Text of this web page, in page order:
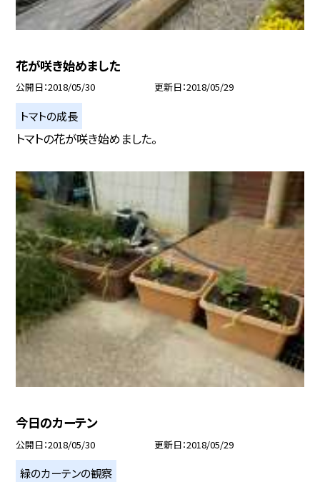
花が咲き始めました
公開日 2018/05/30 更新日 2018/05/29
トマトの成長
トマトの花が咲き始めました。
今日のカーテン
公開日 2018/05/30 更新日 2018/05/29
緑のカーテンの観察